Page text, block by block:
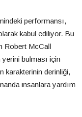
performansı,
kabul ediliyor. Bu
Robert McCall
bulması için
karakterinin derinliği,
insanlara yardım